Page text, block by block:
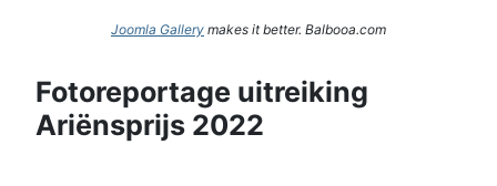
Joomla Gallery makes it better. Balbooa.com
Fotoreportage uitreiking
Ariënsprijs 2022